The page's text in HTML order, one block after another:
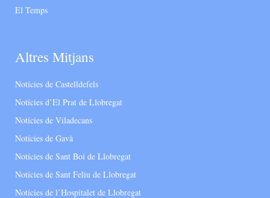
El Temps
Altres Mitjans
Notícies de Castelldefels
Notícies d’El Prat de Llobregat
Notícies de Viladecans
Notícies de Gavà
Notícies de Sant Boi de Llobregat
Notícies de Sant Feliu de Llobregat
Notícies de l’Hospitalet de Llobregat